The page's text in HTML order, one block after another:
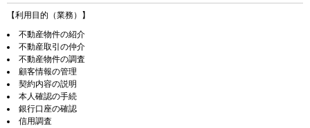
【利用目的（業務）】
不動産物件の紹介
不動産取引の仲介
不動産物件の調査
顧客情報の管理
契約内容の説明
本人確認の手続
銀行口座の確認
信用調査